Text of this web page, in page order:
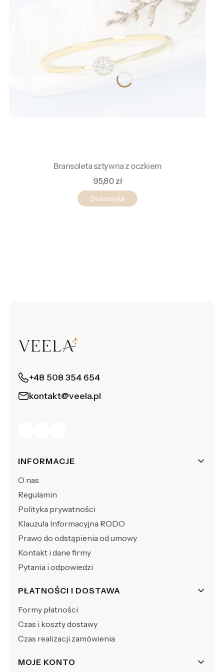
Bransoleta sztywna z oczkiem
Cena
95,80 zł
Do koszyka
+48 508 354 654
kontakt@veela.pl
Linki w stopce
INFORMACJE
O nas
Regulamin
Polityka prywatności
Klauzula Informacyjna RODO
Prawo do odstąpienia od umowy
Kontakt i dane firmy
Pytania i odpowiedzi
PŁATNOŚCI I DOSTAWA
Formy płatności
Czas i koszty dostawy
Czas realizacji zamówienia
MOJE KONTO